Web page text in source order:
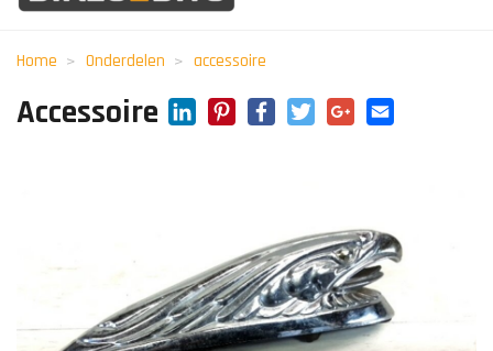
Home Onderdelen accessoire
Accessoire LinkedIn
Pinterest
Facebook
TwitterGoogle+